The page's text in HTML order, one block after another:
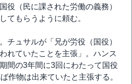
役（民に課された労働の義務）
てもらうように頼む。
チュサルが「兄が労役（国役）
れていたことを主張」。ハンス
間の3年間に3回にわたって国役
作物は出来ていたと主張する。